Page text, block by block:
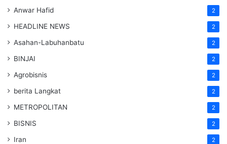
Anwar Hafid 2
HEADLINE NEWS 2
Asahan-Labuhanbatu 2
BINJAI 2
Agrobisnis 2
berita Langkat 2
METROPOLITAN 2
BISNIS 2
Iran 2